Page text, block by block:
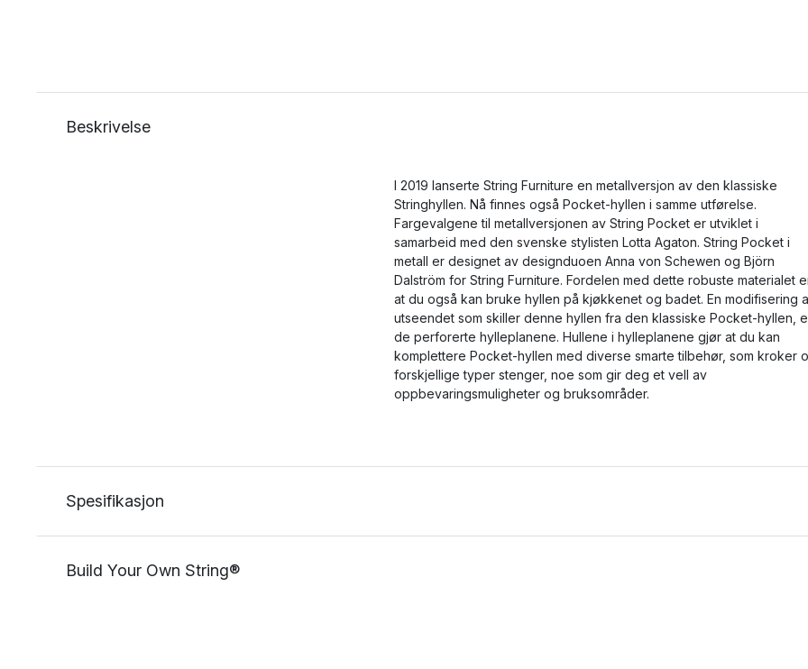
Beskrivelse
I 2019 lanserte String Furniture en metallversjon av den klassiske
Stringhyllen. Nå finnes også Pocket-hyllen i samme utførelse.
Fargevalgene til metallversjonen av String Pocket er utviklet i
samarbeid med den svenske stylisten Lotta Agaton. String Pocket i
metall er designet av designduoen Anna von Schewen og Björn
Dalström for String Furniture. Fordelen med dette robuste materialet
at du også kan bruke hyllen på kjøkkenet og badet. En modifisering
utseendet som skiller denne hyllen fra den klassiske Pocket-hyllen,
de perforerte hylleplanene. Hullene i hylleplanene gjør at du kan
komplettere Pocket-hyllen med diverse smarte tilbehør, som kroker
forskjellige typer stenger, noe som gir deg et vell av
oppbevaringsmuligheter og bruksområder.
Spesifikasjon
Build Your Own String®